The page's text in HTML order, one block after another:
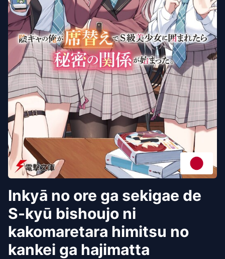
Inkyā no ore ga sekigae de
S-kyū bishoujo ni
kakomaretara himitsu no
kankei ga hajimatta